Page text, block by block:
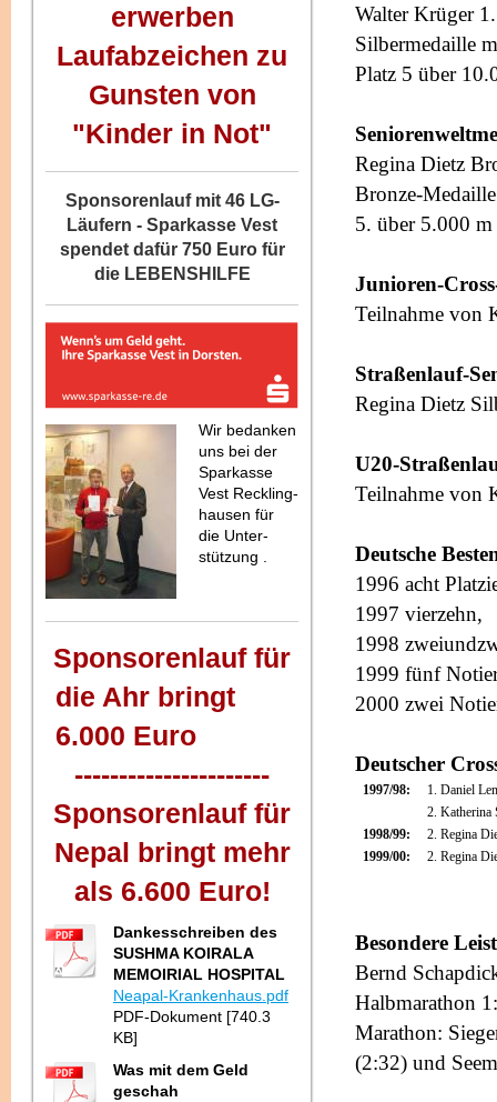
erwerben
Laufabzeichen zu
Gunsten von
"Kinder in Not"
Sponsorenlauf mit 46 LG-
Läufern - Sparkasse Vest
spendet dafür 750 Euro für
die LEBENSHILFE
Wir bedanken
uns bei der
Sparkasse
Vest Reckling-
hausen für
die Unter-
stützung .
Sponsorenlauf für
die Ahr bringt
6.000 Euro
----------------------
Sponsorenlauf für
Nepal bringt mehr
als 6.600 Euro!
Dankesschreiben des
SUSHMA KOIRALA
MEMOIRIAL HOSPITAL
Neapal-Krankenhaus.pdf
PDF-Dokument [740.3
KB]
Was mit dem Geld
geschah
Walter Krüger
Silbermedaille
Platz 5 über
Regina Dietz
Bronze-
5. über 5.000 m
Junioren-
Teilnahme von
Straßenlauf-
Regina Dietz
U20-
Teilnahme von
Deutsche
1996 acht
1997 vierzehn,
1998
1999 fünf
2000 zwei
Deutscher
1997/98:
1. Daniel
2. Katherina
1998/99:
2. Regina
1999/00:
2. Regina
Besondere
Bernd
Halbmarathon
Marathon:
(2:32) und